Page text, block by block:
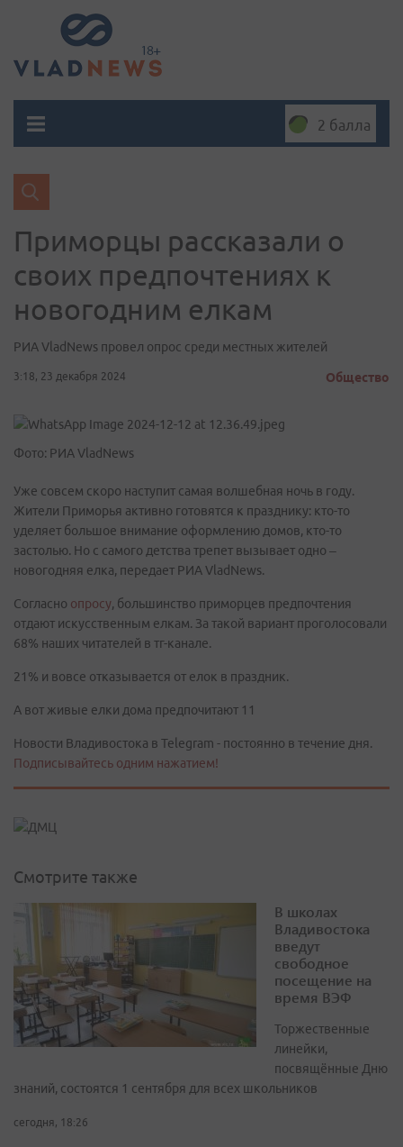
2 балла
Приморцы рассказали о
своих предпочтениях к
новогодним елкам
РИА VladNews провел опрос среди местных жителей
3:18, 23 декабря 2024 Общество
Фото: РИА VladNews
Уже совсем скоро наступит самая волшебная ночь в году.
Жители Приморья активно готовятся к празднику: кто-то
уделяет большое внимание оформлению домов, кто-то
застолью. Но с самого детства трепет вызывает одно –
новогодняя елка, передает РИА VladNews.
Согласно опросу, большинство приморцев предпочтения
отдают искусственным елкам. За такой вариант проголосовали
68% наших читателей в тг-канале.
21% и вовсе отказывается от елок в праздник.
А вот живые елки дома предпочитают 11
Новости Владивостока в Telegram - постоянно в течение дня.
Подписывайтесь одним нажатием!
Смотрите также
В школах
Владивостока
введут
свободное
посещение на
время ВЭФ
Торжественные
линейки,
посвящённые Дню
знаний, состоятся 1 сентября для всех школьников
сегодня, 18:26